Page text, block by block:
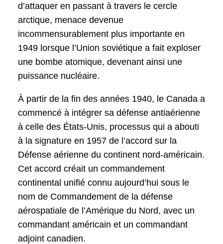
d’attaquer en passant à travers le cercle
arctique, menace devenue
incommensurablement plus importante en
1949 lorsque l’Union soviétique a fait exploser
une bombe atomique, devenant ainsi une
puissance nucléaire.
À partir de la fin des années 1940, le Canada a
commencé à intégrer sa défense antiaérienne
à celle des États-Unis, processus qui a abouti
à la signature en 1957 de l’accord sur la
Défense aérienne du continent nord-américain.
Cet accord créait un commandement
continental unifié connu aujourd’hui sous le
nom de Commandement de la défense
aérospatiale de l’Amérique du Nord, avec un
commandant américain et un commandant
adjoint canadien.